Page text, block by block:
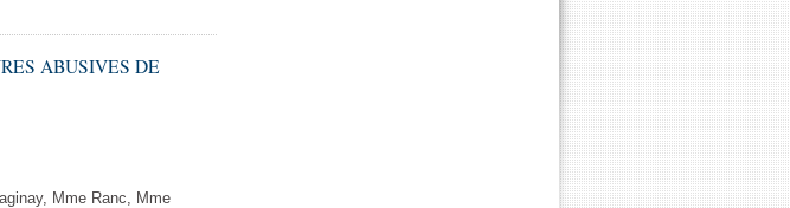
ABUSIVES DE
Mme Ranc, Mme